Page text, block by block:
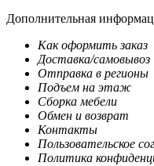
Дополнительная
Как оформить заказ
Доставка/самовывоз
Отправка в регионы
Подъем на этаж
Сборка мебели
Обмен и возврат
Контакты
Пользовательское
Политика